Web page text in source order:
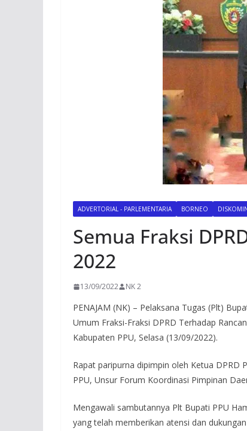
ADVERTORIAL - PARLEMENTARIA BORNEO
Semua Fraksi
2022
13/09/2022 NK 2
PENAJAM (NK) – Pelaksana Tugas (Plt)
Umum Fraksi-Fraksi DPRD Terhadap
Kabupaten PPU, Selasa (13/09/2022).
Rapat paripurna dipimpin oleh Ketua DPRD
PPU, Unsur Forum Koordinasi Pimpinan
Mengawali sambutannya Plt Bupati PPU
yang telah memberikan atensi dan